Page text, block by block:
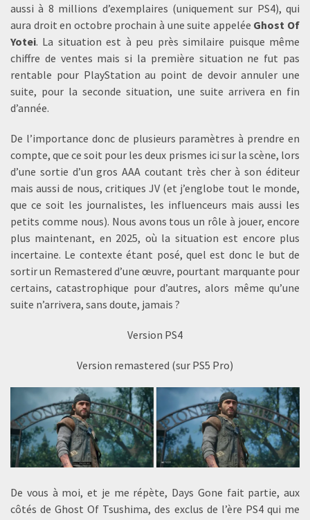
aussi à 8 millions d’exemplaires (uniquement sur PS4), qui
aura droit en octobre prochain à une suite appelée Ghost Of
Yotei. La situation est à peu près similaire puisque même
chiffre de ventes mais si la première situation ne fut pas
rentable pour PlayStation au point de devoir annuler une
suite, pour la seconde situation, une suite arrivera en fin
d’année.
De l’importance donc de plusieurs paramètres à prendre en
compte, que ce soit pour les deux prismes ici sur la scène, lors
d’une sortie d’un gros AAA coutant très cher à son éditeur
mais aussi de nous, critiques JV (et j’englobe tout le monde,
que ce soit les journalistes, les influenceurs mais aussi les
petits comme nous). Nous avons tous un rôle à jouer, encore
plus maintenant, en 2025, où la situation est encore plus
incertaine. Le contexte étant posé, quel est donc le but de
sortir un Remastered d’une œuvre, pourtant marquante pour
certains, catastrophique pour d’autres, alors même qu’une
suite n’arrivera, sans doute, jamais ?
Version PS4
Version remastered (sur PS5 Pro)
De vous à moi, et je me répète, Days Gone fait partie, aux
côtés de Ghost Of Tsushima, des exclus de l’ère PS4 qui me